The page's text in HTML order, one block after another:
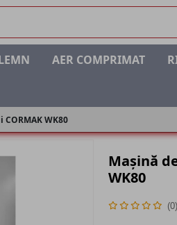
AER COMPRIMAT
WK80
Mașină
WK80
(0)